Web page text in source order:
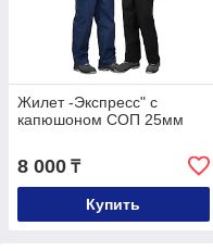
Жилет -Экспресс" с
капюшоном СОП 25мм
8 000 ₸
Купить